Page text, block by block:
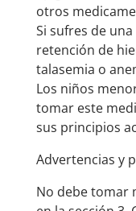
otros
Si sufres de
retención de
talasemia o
Los niños
tomar este
sus principios
Advertencias y
No debe tomar